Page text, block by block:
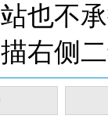
也不
右侧